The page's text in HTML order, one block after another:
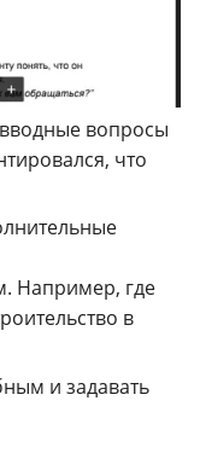
вопросы
что
Например, где
в
и задавать